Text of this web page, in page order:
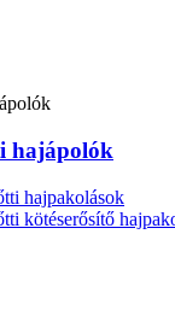
hajápolók
hajpakolások
kötéserősítő